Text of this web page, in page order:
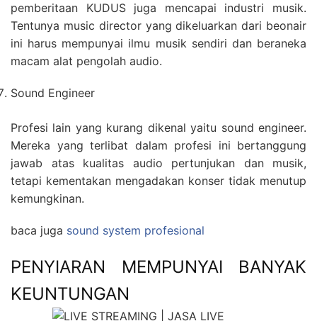
pemberitaan KUDUS juga mencapai industri musik.
Tentunya music director yang dikeluarkan dari beonair
ini harus mempunyai ilmu musik sendiri dan beraneka
macam alat pengolah audio.
Sound Engineer
Profesi lain yang kurang dikenal yaitu sound engineer.
Mereka yang terlibat dalam profesi ini bertanggung
jawab atas kualitas audio pertunjukan dan musik,
tetapi kementakan mengadakan konser tidak menutup
kemungkinan.
baca juga sound system profesional
PENYIARAN MEMPUNYAI BANYAK
KEUNTUNGAN